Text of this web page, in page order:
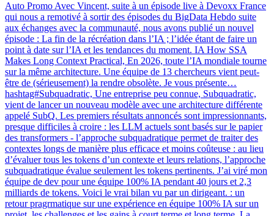
Auto Promo Avec Vincent, suite à un épisode live à Devoxx France
qui nous a remotivé à sortir des épisodes du BigData Hebdo suite
aux échanges avec la communauté, nous avons publié un nouvel
épisode : La fin de la récréation dans l’IA ; l’idée étant de faire un
point à date sur l’IA et les tendances du moment. IA How SSA
Makes Long Context Practical, En 2026, toute l’IA mondiale tourne
sur la même architecture. Une équipe de 13 chercheurs vient peut-
être de (sérieusement) la rendre obsolète. Je vous présente…
hashtag#Subquadratic, Une entreprise peu connue, Subquadratic,
vient de lancer un nouveau modèle avec une architecture différente
appelé SubQ. Les premiers résultats annoncés sont impressionnants,
presque difficiles à croire : les LLM actuels sont basés sur le papier
des transformers - l’approche subquadratique permet de traiter des
contextes longs de manière plus efficace et moins coûteuse : au lieu
d’évaluer tous les tokens d’un contexte et leurs relations, l’approche
subquadratique évalue seulement les tokens pertinents. J’ai viré mon
équipe de dev pour une équipe 100% IA pendant 40 jours et 2,3
milliards de tokens. Voici le vrai bilan vu par un dirigeant. : un
retour pragrmatique sur une expérience en équipe 100% IA sur un